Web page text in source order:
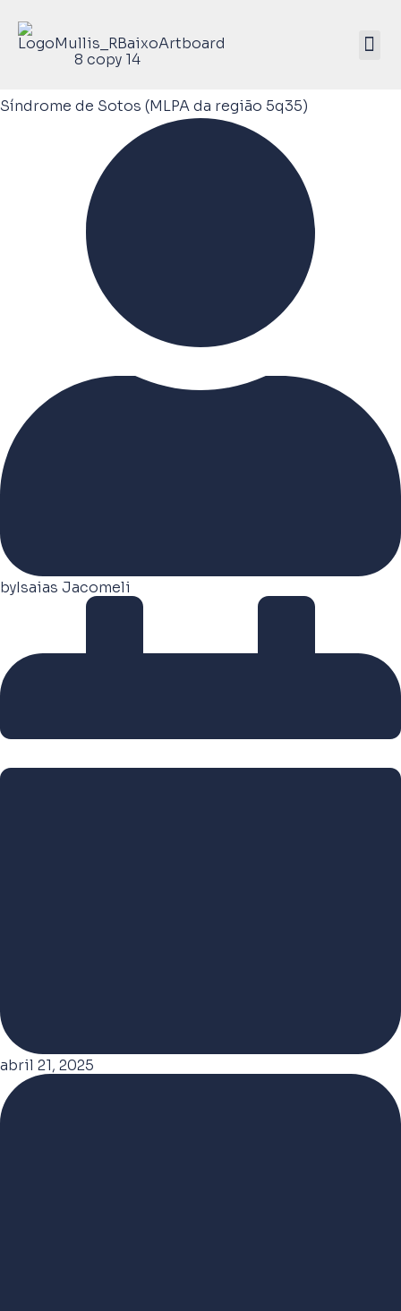
Síndrome de Sotos (MLPA da região 5q35)
byIsaias Jacomeli
abril 21, 2025